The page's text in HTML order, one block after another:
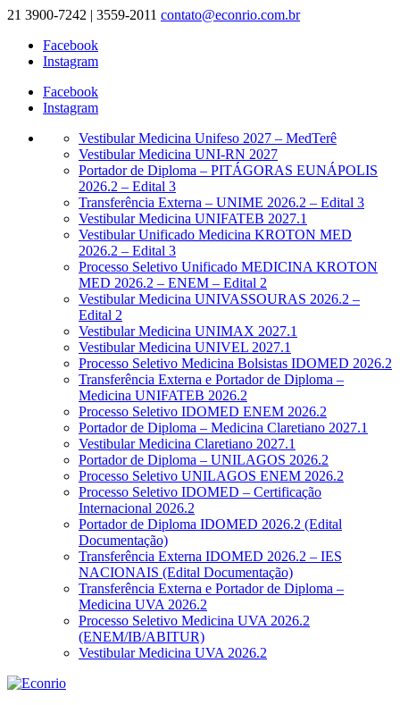
21 3900-7242 | 3559-2011 contato@econrio.com.br
Facebook
Instagram
Facebook
Instagram
Vestibular Medicina Unifeso 2027 – MedTerê
Vestibular Medicina UNI-RN 2027
Portador de Diploma – PITÁGORAS EUNÁPOLIS
2026.2 – Edital 3
Transferência Externa – UNIME 2026.2 – Edital 3
Vestibular Medicina UNIFATEB 2027.1
Vestibular Unificado Medicina KROTON MED
2026.2 – Edital 3
Processo Seletivo Unificado MEDICINA KROTON
MED 2026.2 – ENEM – Edital 2
Vestibular Medicina UNIVASSOURAS 2026.2 –
Edital 2
Vestibular Medicina UNIMAX 2027.1
Vestibular Medicina UNIVEL 2027.1
Processo Seletivo Medicina Bolsistas IDOMED 2026.2
Transferência Externa e Portador de Diploma –
Medicina UNIFATEB 2026.2
Processo Seletivo IDOMED ENEM 2026.2
Portador de Diploma – Medicina Claretiano 2027.1
Vestibular Medicina Claretiano 2027.1
Portador de Diploma – UNILAGOS 2026.2
Processo Seletivo UNILAGOS ENEM 2026.2
Processo Seletivo IDOMED – Certificação
Internacional 2026.2
Portador de Diploma IDOMED 2026.2 (Edital
Documentação)
Transferência Externa IDOMED 2026.2 – IES
NACIONAIS (Edital Documentação)
Transferência Externa e Portador de Diploma –
Medicina UVA 2026.2
Processo Seletivo Medicina UVA 2026.2
(ENEM/IB/ABITUR)
Vestibular Medicina UVA 2026.2